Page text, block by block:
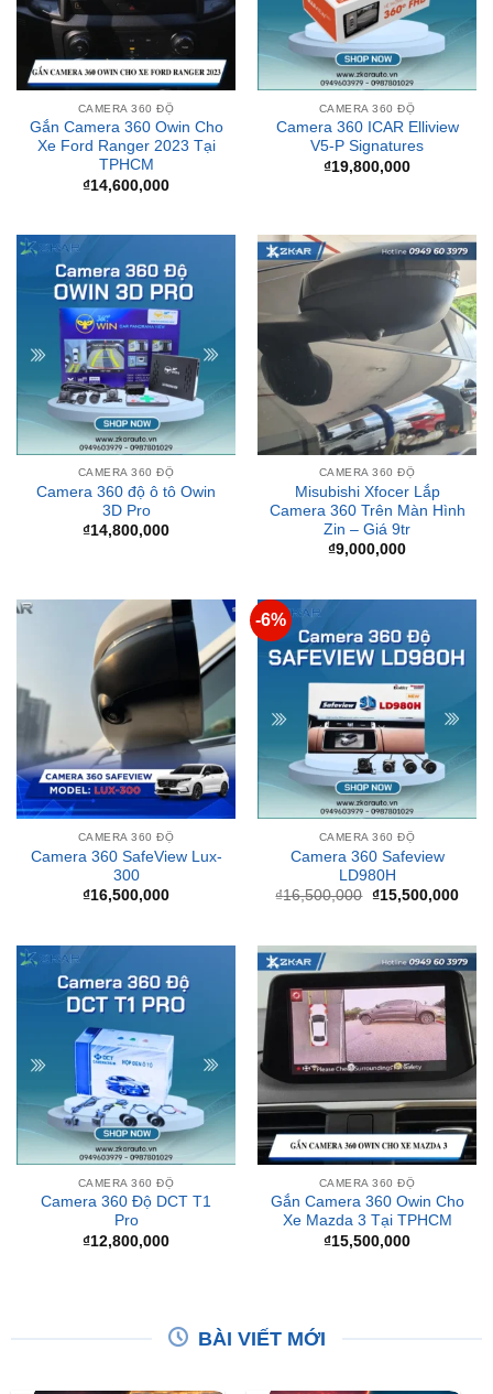
CAMERA 360 ĐỘ
Gắn Camera 360 Owin Cho
Xe Ford Ranger 2023 Tại
TPHCM
₫14,600,000
CAMERA 360 ĐỘ
Camera 360 ICAR Elliview
V5-P Signatures
₫19,800,000
CAMERA 360 ĐỘ
Camera 360 độ ô tô Owin
3D Pro
₫14,800,000
CAMERA 360 ĐỘ
Misubishi Xfocer Lắp
Camera 360 Trên Màn Hình
Zin – Giá 9tr
₫9,000,000
CAMERA 360 ĐỘ
Camera 360 SafeView Lux-
300
₫16,500,000
CAMERA 360 ĐỘ
Camera 360 Safeview
LD980H
16,500,000 Giá
gốc
là:
₫16,500,000.
₫15,500,000
CAMERA 360 ĐỘ
Camera 360 Độ DCT T1
Pro
₫12,800,000
CAMERA 360 ĐỘ
Gắn Camera 360 Owin Cho
Xe Mazda 3 Tại TPHCM
₫15,500,000